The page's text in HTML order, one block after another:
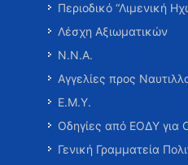
Περιοδικό “Λιμενική
Λέσχη Αξιωματικών
Ν.Ν.Α.
Αγγελίες προς
Ε.Μ.Υ.
Οδηγίες από ΕΟΔΥ για
Γενική Γραμματεία